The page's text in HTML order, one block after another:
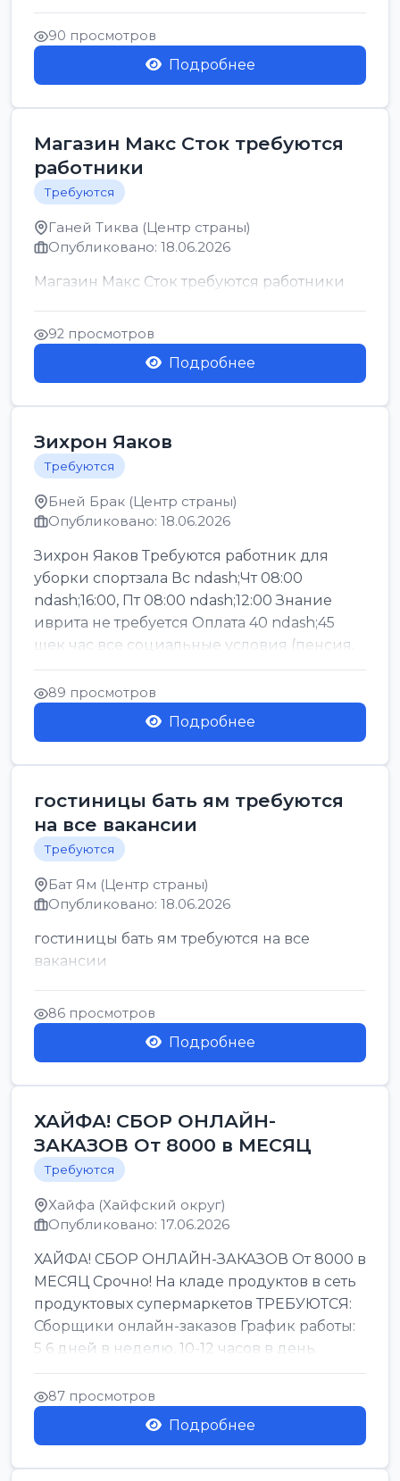
позицию возможна дом...
90 просмотров
Подробнее
Магазин Макс Сток требуются
работники
Требуются
Ганей Тиква (Центр страны)
Опубликовано: 18.06.2026
Магазин Макс Сток требуются работники
92 просмотров
Подробнее
Зихрон Яаков
Требуются
Бней Брак (Центр страны)
Опубликовано: 18.06.2026
Зихрон Яаков Требуются работник для
уборки спортзала Вс ndash;Чт 08:00
ndash;16:00, Пт 08:00 ndash;12:00 Знание
иврита не требуется Оплата 40 ndash;45
шек час все социальные условия (пенсия,
керен ишт...
89 просмотров
Подробнее
гостиницы бать ям требуются
на все вакансии
Требуются
Бат Ям (Центр страны)
Опубликовано: 18.06.2026
гостиницы бать ям требуются на все
вакансии
86 просмотров
Подробнее
ХАЙФА! СБОР ОНЛАЙН-
ЗАКАЗОВ От 8000 в МЕСЯЦ
Требуются
Хайфа (Хайфский округ)
Опубликовано: 17.06.2026
ХАЙФА! СБОР ОНЛАЙН-ЗАКАЗОВ От 8000 в
МЕСЯЦ Срочно! На кладе продуктов в сеть
продуктовых супермаркетов ТРЕБУЮТСЯ:
Сборщики онлайн-заказов График работы:
5 6 дней в неделю, 10-12 часов в день.
Колле ОП...
87 просмотров
Подробнее